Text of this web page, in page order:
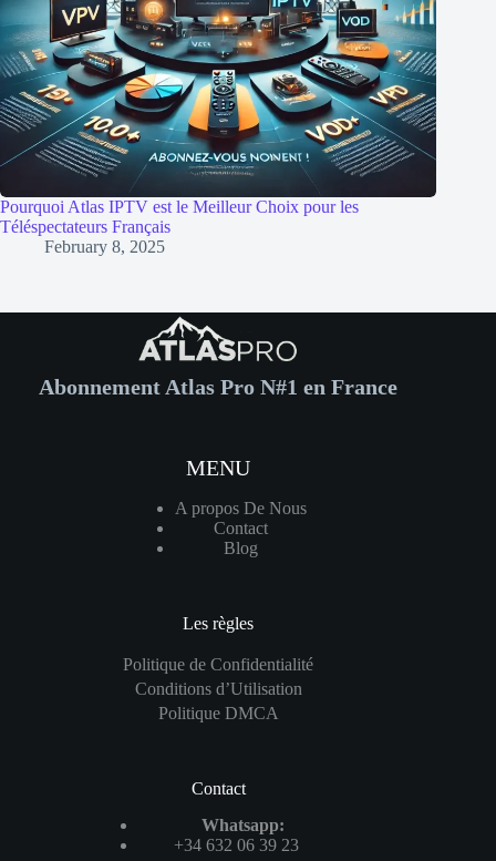
Pourquoi Atlas IPTV est le Meilleur Choix pour les
Téléspectateurs Français
February 8, 2025
Abonnement Atlas Pro N#1 en France
MENU
A propos De Nous
Contact
Blog
Les règles
Politique de Confidentialité
Conditions d’Utilisation
Politique DMCA
Contact
Whatsapp:
+34 632 06 39 23